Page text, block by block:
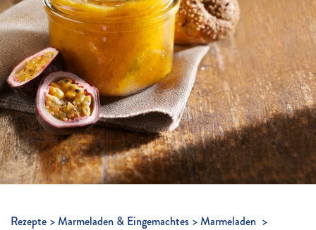
Rezepte Marmeladen & Eingemachtes
Marmeladen